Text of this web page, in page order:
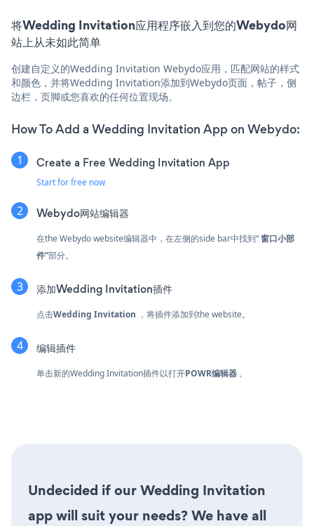
将Wedding Invitation应用程序嵌入到您的Webydo网
站上从未如此简单
创建自定义的Wedding Invitation Webydo应用，匹配网站的样式
和颜色，并将Wedding Invitation添加到Webydo页面，帖子，侧
边栏，页脚或您喜欢的任何位置现场。
How To Add a Wedding Invitation App on Webydo:
Create a Free Wedding Invitation App
Start for free now
Webydo网站编辑器
在the Webydo website编辑器中，在左侧的side bar中找到“ 窗口小部
件”部分。
添加Wedding Invitation插件
点击Wedding Invitation ，将插件添加到the website。
编辑插件
单击新的Wedding Invitation插件以打开POWR编辑器 。
Undecided if our Wedding Invitation
app will suit your needs? We have all